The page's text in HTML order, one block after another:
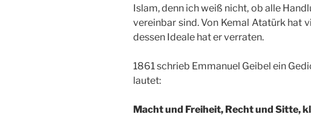
Islam, denn ich weiß nicht, ob alle
vereinbar sind. Von Kemal Atatürk hat
dessen Ideale hat er verraten.
1861 schrieb Emmanuel Geibel ein
lautet:
Macht und Freiheit, Recht und Sitte,